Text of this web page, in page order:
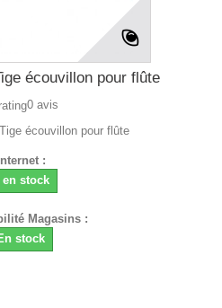
écouvillon pour flûte
0 avis
écouvillon pour flûte
Internet :
en stock
Magasins :
stock